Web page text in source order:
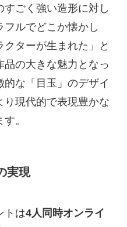
ごく強い造形に対し
ルでどこか懐かし
クターが生まれた」と
の大きな魅力となっ
な「目玉」のデザイ
り現代的で表現豊かな
。
実現
トは4人同時オンライ